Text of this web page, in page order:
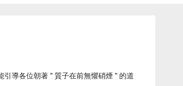
導各位朝著 " 質子在前無懼硝煙 " 的道